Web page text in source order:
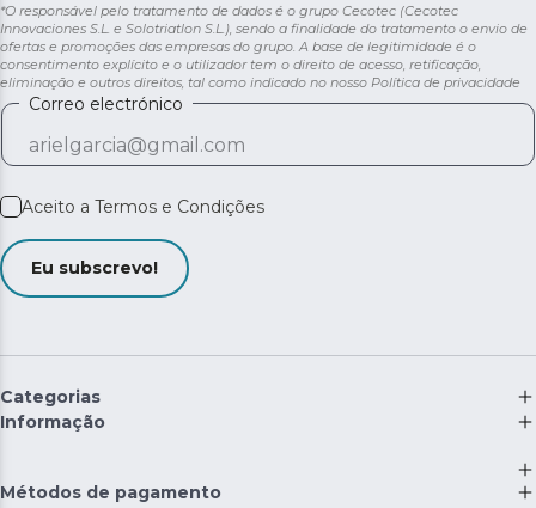
*O responsável pelo tratamento de dados é o grupo Cecotec (Cecotec
Innovaciones S.L. e Solotriatlon S.L.), sendo a finalidade do tratamento o envio de
ofertas e promoções das empresas do grupo. A base de legitimidade é o
consentimento explícito e o utilizador tem o direito de acesso, retificação,
eliminação e outros direitos, tal como indicado no nosso Política de privacidade
Correo electrónico
Aceito a Termos e Condições
Eu subscrevo!
Categorias
Informação
Métodos de pagamento